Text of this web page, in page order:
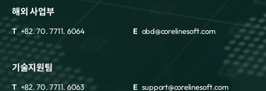
해외 사업부
T +82. 70. 7711. 6064 E obd@corelinesoft.com
기술지원팀
T +82. 70. 7711. 6063 E support@corelinesoft.com